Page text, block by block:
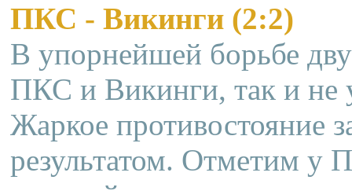
ПКС - Викинги (2:2)
В упорнейшей борьбе
ПКС и Викинги, так и не
Жаркое противостояние
результатом. Отметим у